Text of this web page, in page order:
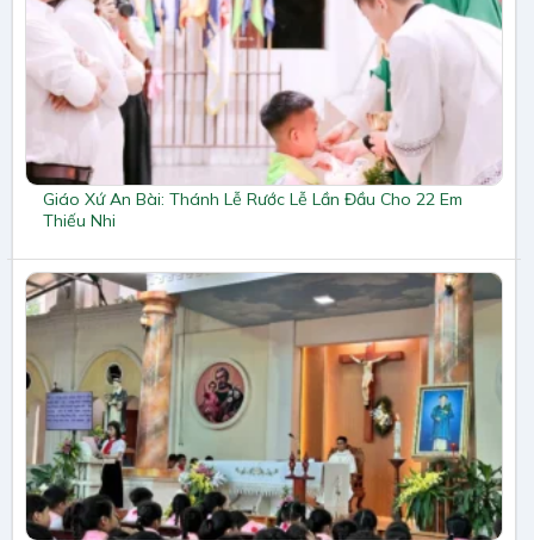
Giáo Xứ An Bài: Thánh Lễ Rước Lễ Lần Đầu Cho 22 Em
Thiếu Nhi